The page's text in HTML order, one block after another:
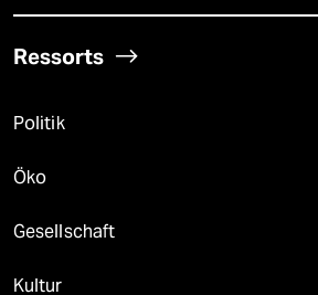
Ressorts
Politik
Öko
Gesellschaft
Kultur